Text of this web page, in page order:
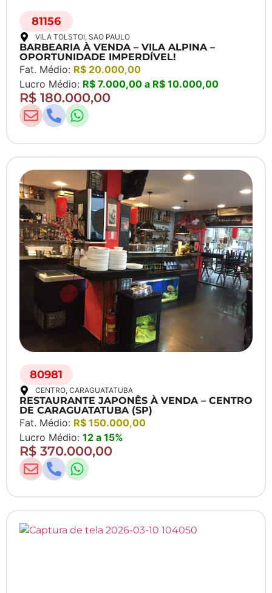
81156
VILA TOLSTOI, SAO PAULO
BARBEARIA À VENDA – VILA ALPINA –
OPORTUNIDADE IMPERDÍVEL!
Fat. Médio: R$ 20.000,00
Lucro Médio: R$ 7.000,00 a R$ 10.000,00
R$ 180.000,00
80981
CENTRO, CARAGUATATUBA
RESTAURANTE JAPONÊS À VENDA – CENTRO
DE CARAGUATATUBA (SP)
Fat. Médio: R$ 150.000,00
Lucro Médio: 12 a 15%
R$ 370.000,00